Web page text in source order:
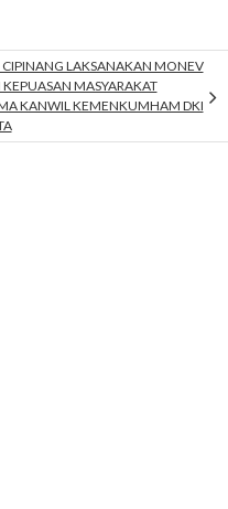
CIPINANG LAKSANAKAN MONEV
KEPUASAN MASYARAKAT
KANWIL KEMENKUMHAM DKI